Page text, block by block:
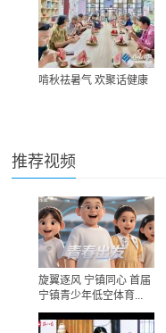
啃秋祛暑气 欢聚话健康
推荐视频
旋翼逐风 宁镇同心 首届
宁镇青少年低空体育...